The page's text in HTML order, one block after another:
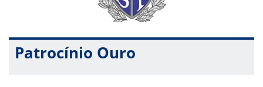
Patrocínio Ouro